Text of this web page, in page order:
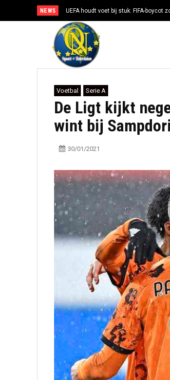
NEWS UEFA houdt voet bij stuk: FIFA-boycot
Voetbal Serie A
De Ligt kijkt
wint bij
30/01/2021